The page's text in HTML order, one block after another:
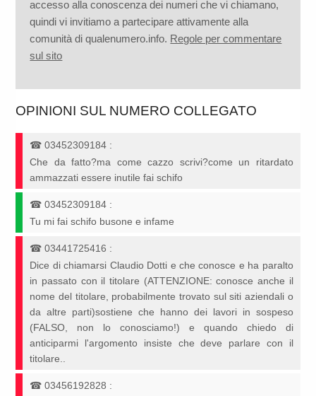
accesso alla conoscenza dei numeri che vi chiamano,
quindi vi invitiamo a partecipare attivamente alla
comunità di qualenumero.info. Regole per commentare
sul sito
OPINIONI SUL NUMERO COLLEGATO
☎03452309184 :
Che da fatto?ma come cazzo scrivi?come un ritardato
ammazzati essere inutile fai schifo
☎03452309184 :
Tu mi fai schifo busone e infame
☎03441725416 :
Dice di chiamarsi Claudio Dotti e che conosce e ha paralto
in passato con il titolare (ATTENZIONE: conosce anche il
nome del titolare, probabilmente trovato sul siti aziendali o
da altre parti)sostiene che hanno dei lavori in sospeso
(FALSO, non lo conosciamo!) e quando chiedo di
anticiparmi l'argomento insiste che deve parlare con il
titolare..
☎03456192828 :